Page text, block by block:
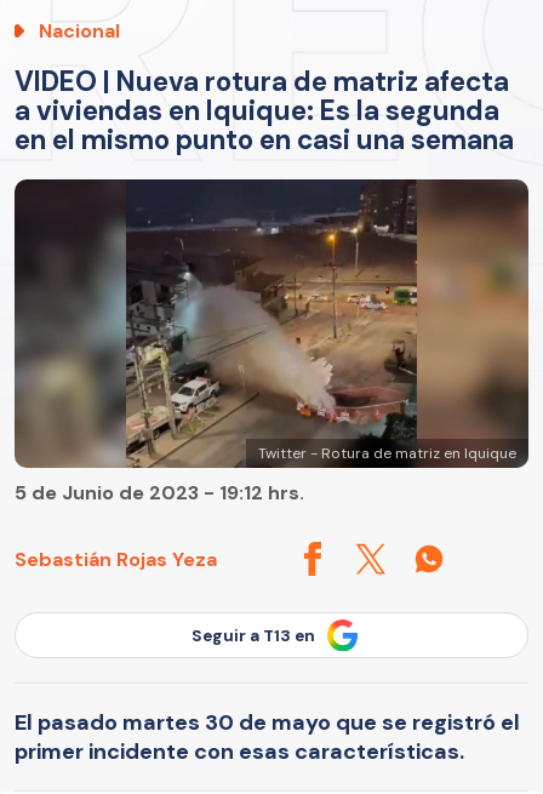
Nacional
VIDEO | Nueva rotura de matriz afecta
a viviendas en Iquique: Es la segunda
en el mismo punto en casi una semana
Twitter - Rotura de matriz en Iquique
Sebastián Rojas Yeza
5 de Junio de 2023 - 19:12 hrs.
Seguir a T13 en
El pasado martes 30 de mayo que se registró el
primer incidente con esas características.